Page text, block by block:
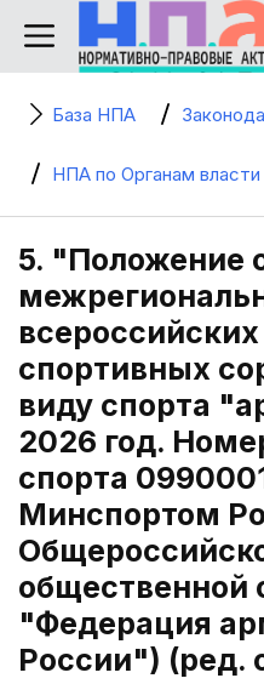
База НПА
НПА по Органам власти
5. "Положение
спортивных
виду спорта
2026 год.
спорта
Минспортом
общественной
"Федерация
России") (ред.